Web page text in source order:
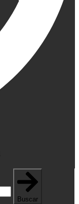
Buscar